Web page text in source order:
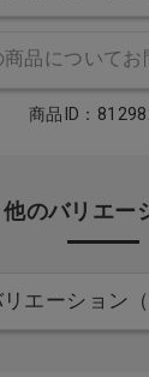
商品についてお
商品ID：
他のバリエー
エーション